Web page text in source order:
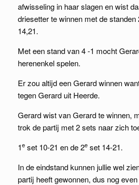
afwisseling in haar slagen en wist
driesetter te winnen met de standen
14,21.
Met een stand van 4 -1 mocht
herenenkel spelen.
Er zou altijd een Gerard winnen
tegen Gerard uit Heerde.
Gerard wist van Gerard te winnen,
trok de partij met 2 sets naar zich
1e set 10-21 en de 2e set 14-21.
In de eindstand kunnen jullie wel
partij heeft gewonnen, dus nog